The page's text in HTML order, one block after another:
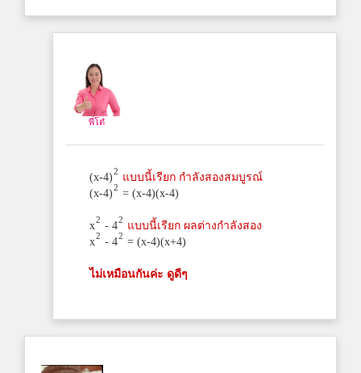
พี่โต๋
(x-4)2 แบบนี้เรียก กำลังสองสมบูรณ์
(x-4)2 = (x-4)(x-4)
x2 - 42 แบบนี้เรียก ผลต่างกำลังสอง
x2 - 42 = (x-4)(x+4)
ไม่เหมือนกันค่ะ ดูดีๆ